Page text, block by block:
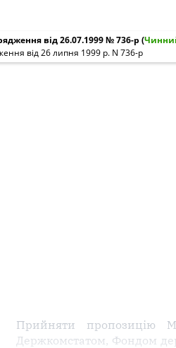
від 26.07.1999 № 736-р (
від 26 липня 1999 р. N 736-р
Прийняти пропозицію
Держкомстатом, Фондом